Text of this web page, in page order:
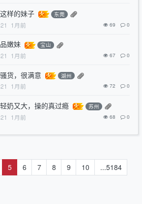
样的妹子 东莞
1月前 69 0
嫩妹 宝山
1月前 67 0
货，很满意 湖州
1月前 72 0
奶又大，操的真过瘾 苏州
1月前 68 0
5 6 7 8 9 10
...5184